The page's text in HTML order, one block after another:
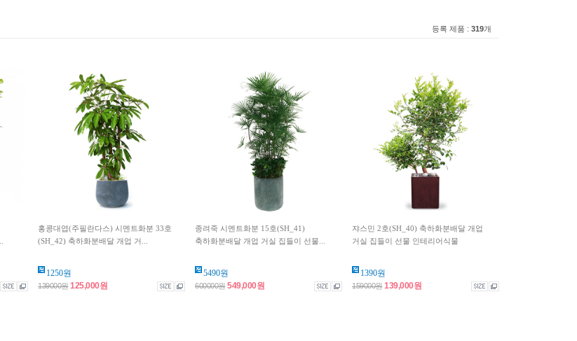
등록 제품 : 319개
홍콩대엽(주필란다스) 시멘트화분 33호
(SH_42) 축하화분배달 개업 거...
1250원
139000원125,000원
종려죽 시멘트화분 15호(SH_41)
축하화분배달 개업 거실 집들이 선물...
5490원
600000원549,000원
쟈스민 2호(SH_40) 축하화분배달 개업
거실 집들이 선물 인테리어식물
1390원
159000원139,000원